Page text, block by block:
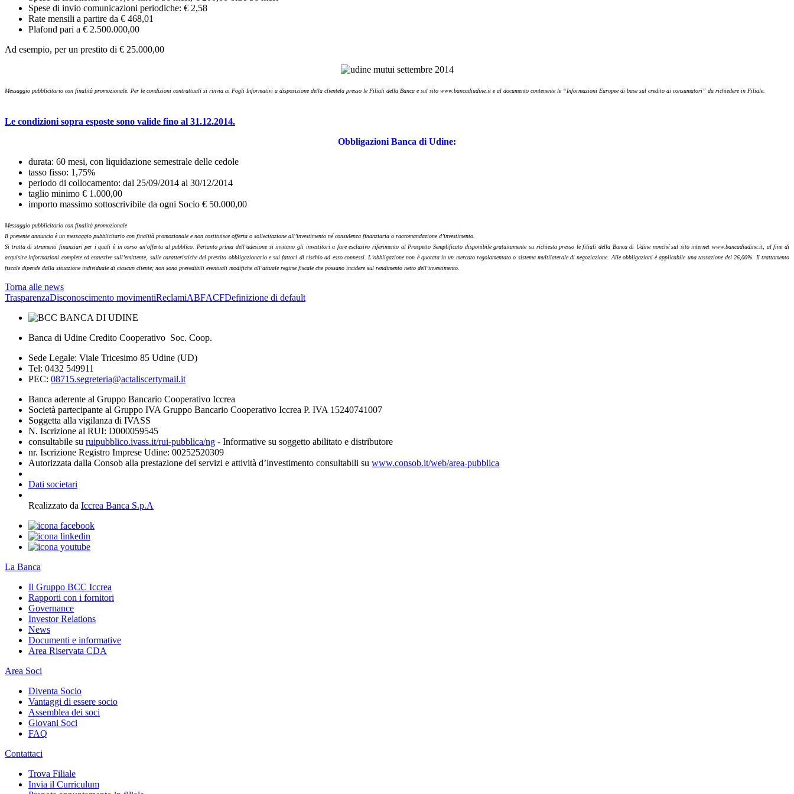
Spese di invio comunicazioni periodiche: € 2,58
Rate mensili a partire da € 468,01
Plafond pari a € 2.500.000,00
Ad esempio, per un prestito di € 25.000,00
Messaggio pubblicitario con finalità promozionale. Per le condizioni contrattuali si rinvia ai Fogli Informativi a disposizione della clientela presso le Filiali della Banca e sul sito www.bancadiudine.it e al documento contenente le “Informazioni Europee di base sul credito ai consumatori” da richiedere in Filiale.
Le condizioni sopra esposte sono valide fino al 31.12.2014.
Obbligazioni Banca di Udine:
durata: 60 mesi, con liquidazione semestrale delle cedole
tasso fisso: 1,75%
periodo di collocamento: dal 25/09/2014 al 30/12/2014
taglio minimo € 1.000,00
importo massimo sottoscrivibile da ogni Socio € 50.000,00
Messaggio pubblicitario con finalità promozionale
Il presente annuncio è un messaggio pubblicitario con finalità promozionale e non costituisce offerta o sollecitazione all’investimento né consulenza finanziaria o raccomandazione d’investimento.
Si tratta di strumenti finanziari per i quali è in corso un’offerta al pubblico. Pertanto prima dell’adesione si invitano gli investitori a fare esclusivo riferimento al Prospetto Semplificato disponibile gratuitamente su richiesta presso le filiali della Banca di Udine nonché sul sito internet www.bancadiudine.it, al fine di
acquisire informazioni complete ed esaustive sull’emittente, sulle caratteristiche del prestito obbligazionario e sui fattori di rischio ad esso connessi. L’obbligazione non è quotata in un mercato regolamentato o sistema multilaterale di negoziazione. Alle obbligazioni è applicabile una tassazione del 26,00%. Il trattamento
fiscale dipende dalla situazione individuale di ciascun cliente; non sono prevedibili eventuali modifiche all’attuale regime fiscale che possano incidere sul rendimento netto dell’investimento.
Torna alle news
TrasparenzaDisconoscimento movimentiReclamiABFACFDefinizione di default
Banca di Udine Credito Cooperativo Soc. Coop.
Sede Legale: Viale Tricesimo 85 Udine (UD)
Tel: 0432 549911
PEC: 08715.segreteria@actaliscertymail.it
Banca aderente al Gruppo Bancario Cooperativo Iccrea
Società partecipante al Gruppo IVA Gruppo Bancario Cooperativo Iccrea P. IVA 15240741007
Soggetta alla vigilanza di IVASS
N. Iscrizione al RUI: D000059545
consultabile su ruipubblico.ivass.it/rui-pubblica/ng - Informative su soggetto abilitato e distributore
nr. Iscrizione Registro Imprese Udine: 00252520309
Autorizzata dalla Consob alla prestazione dei servizi e attività d’investimento consultabili su www.consob.it/web/area-pubblica
Dati societari
Realizzato da Iccrea Banca S.p.A
La Banca
Il Gruppo BCC Iccrea
Rapporti con i fornitori
Governance
Investor Relations
News
Documenti e informative
Area Riservata CDA
Area Soci
Diventa Socio
Vantaggi di essere socio
Assemblea dei soci
Giovani Soci
FAQ
Contattaci
Trova Filiale
Invia il Curriculum